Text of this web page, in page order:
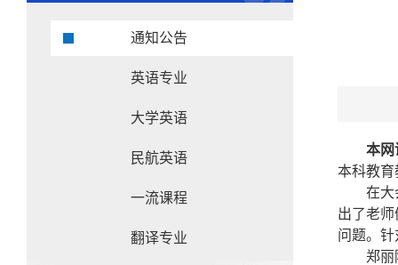
通知公告
英语专业
大学英语
民航英语
一流课程
翻译专业
本网
本科教育
在大
出了老
问题。
郑丽